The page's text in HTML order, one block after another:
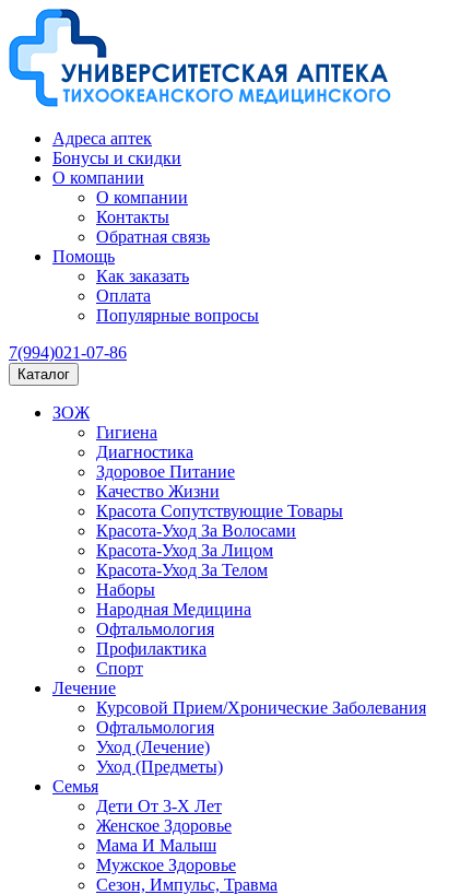
Адреса аптек
Бонусы и скидки
О компании
О компании
Контакты
Обратная связь
Помощь
Как заказать
Оплата
Популярные вопросы
7(994)021-07-86
Каталог
ЗОЖ
Гигиена
Диагностика
Здоровое Питание
Качество Жизни
Красота Сопутствующие Товары
Красота-Уход За Волосами
Красота-Уход За Лицом
Красота-Уход За Телом
Наборы
Народная Медицина
Офтальмология
Профилактика
Спорт
Лечение
Курсовой Прием/Хронические Заболевания
Офтальмология
Уход (Лечение)
Уход (Предметы)
Семья
Дети От 3-Х Лет
Женское Здоровье
Мама И Малыш
Мужское Здоровье
Сезон, Импульс, Травма